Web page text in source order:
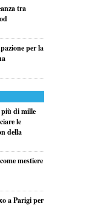
tra
per la
di mille
le
della
mestiere
a Parigi per